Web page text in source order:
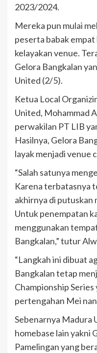
2023/2024.
Mereka pun mulai
peserta babak
kelayakan venue.
Gelora Bangkalan
United (2/5).
Ketua Local
United, Mohammad
perwakilan PT LIB
Hasilnya, Gelora
layak menjadi venue
“Salah satunya
Karena terbatasnya
akhirnya di putuskan
Untuk penempatan
menggunakan
Bangkalan,” tutur
“Langkah ini dibuat
Bangkalan tetap
Championship Series
pertengahan Mei
Sebenarnya Madura
homebase lain yakni
Pamelingan yang